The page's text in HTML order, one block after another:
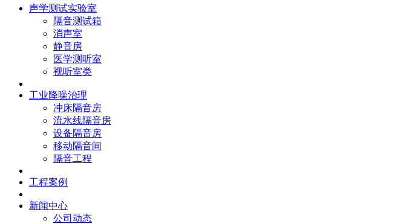
声学测试实验室
隔音测试箱
消声室
静音房
医学测听室
视听室类
工业降噪治理
冲床隔音房
流水线隔音房
设备隔音房
移动隔音间
隔音工程
工程案例
新闻中心
公司动态